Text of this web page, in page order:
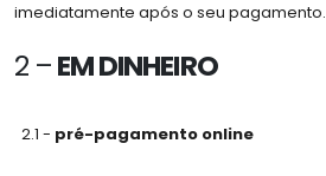
imediatamente após o seu pagamento.
2 –EM DINHEIRO
2.1 - pré-pagamento online